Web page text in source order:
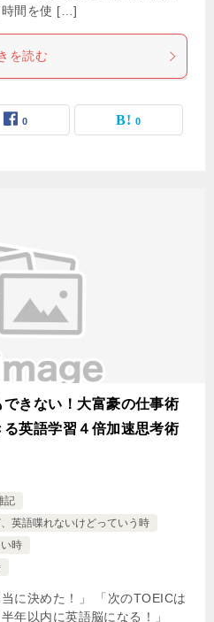
時間を使 […]
を読む
0 0
きない！大富豪の仕事術
英語学習４倍加速思考術
記
英語喋れないけどっていう時
時
に決めた！」 「次のTOEICは
年以内に英語脳になる！」